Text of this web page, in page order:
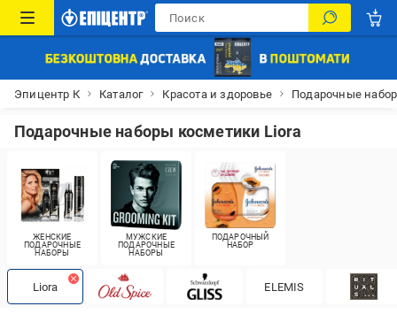
Эпицентр К Каталог Красота и здоровье Подарочные
Подарочные наборы косметики Liora
ЖЕНСКИЕ
ПОДАРОЧНЫЕ
НАБОРЫ
МУЖСКИЕ
ПОДАРОЧНЫЕ
НАБОРЫ
ПОДАРОЧНЫЙ
НАБОР
Liora ELEMIS